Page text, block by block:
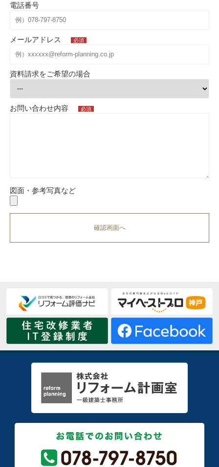
電話番号
メールアドレス 必須
資料請求をご希望の場合
お問い合わせ内容 必須
図面・参考写真など